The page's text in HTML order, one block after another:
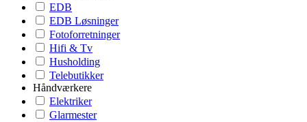
EDB
EDB Løsninger
Fotoforretninger
Hifi & Tv
Husholding
Telebutikker
Håndværkere
Elektriker
Glarmester